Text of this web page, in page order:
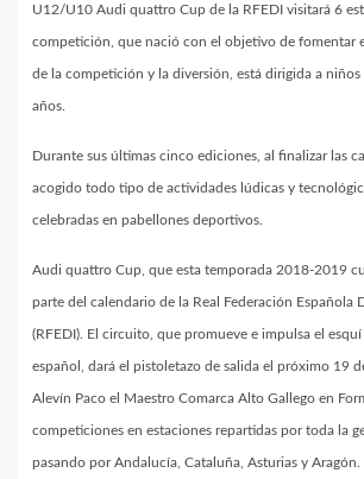
U12/U10 Audi quattro Cup de la RFEDI visitará 6
competición, que nació con el objetivo de fomentar
de la competición y la diversión, está dirigida a niños
años.
Durante sus últimas cinco ediciones, al finalizar las
acogido todo tipo de actividades lúdicas y
celebradas en pabellones deportivos.
Audi quattro Cup, que esta temporada 2018-2019
parte del calendario de la Real Federación Española
(RFEDI). El circuito, que promueve e impulsa el
español, dará el pistoletazo de salida el próximo 19
Alevín Paco el Maestro Comarca Alto Gallego en
competiciones en estaciones repartidas por toda la
pasando por Andalucía, Cataluña, Asturias y Aragón.